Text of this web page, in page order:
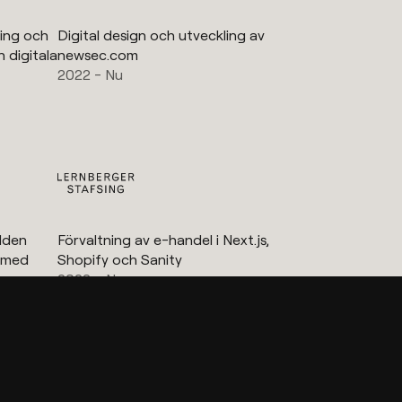
och
digitala
Digital design och utveckling av
newsec.com
2022 - Nu
Förvaltning av e-handel i Next.js,
Shopify och Sanity
2023 - Nu